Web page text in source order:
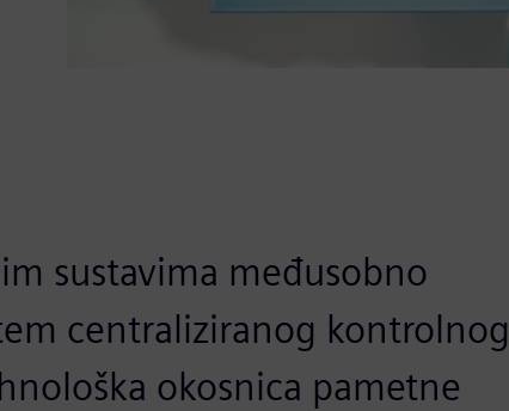
sustavima međusobno
centraliziranog kontrolnog
okosnica pametne